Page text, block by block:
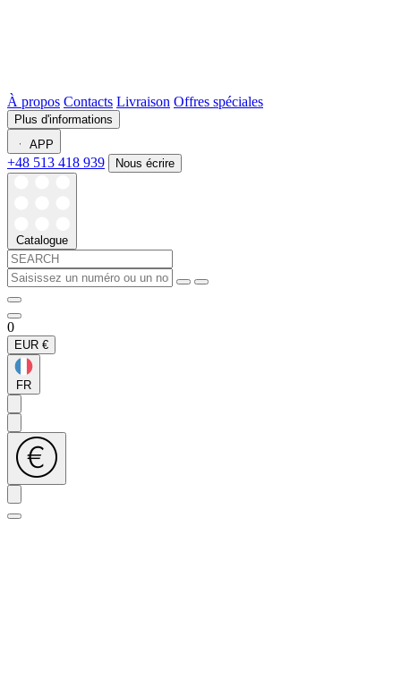
À propos Contacts Livraison Offres spéciales
Plus d'informations
APP
+48 513 418 939 Nous écrire
Catalogue
0
EUR €
FR